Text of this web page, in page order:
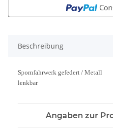
Beschreibung
Spornfahrwerk gefedert / Metall
lenkbar
Angaben zur